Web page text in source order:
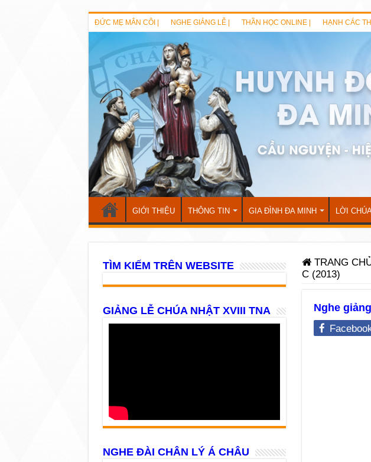
ĐỨC MẸ MÂN CÔI | NGHE GIẢNG LỄ | THẦN HỌC ONLINE | HẠNH CÁC
GIỚI THIỆU THÔNG TIN GIA ĐÌNH ĐA MINH LỜI
TRANG
C (2013)
Nghe
TÌM KIẾM TRÊN WEBSITE
GIẢNG LỄ CHÚA NHẬT XVIII TNA
NGHE ĐÀI CHÂN LÝ Á CHÂU